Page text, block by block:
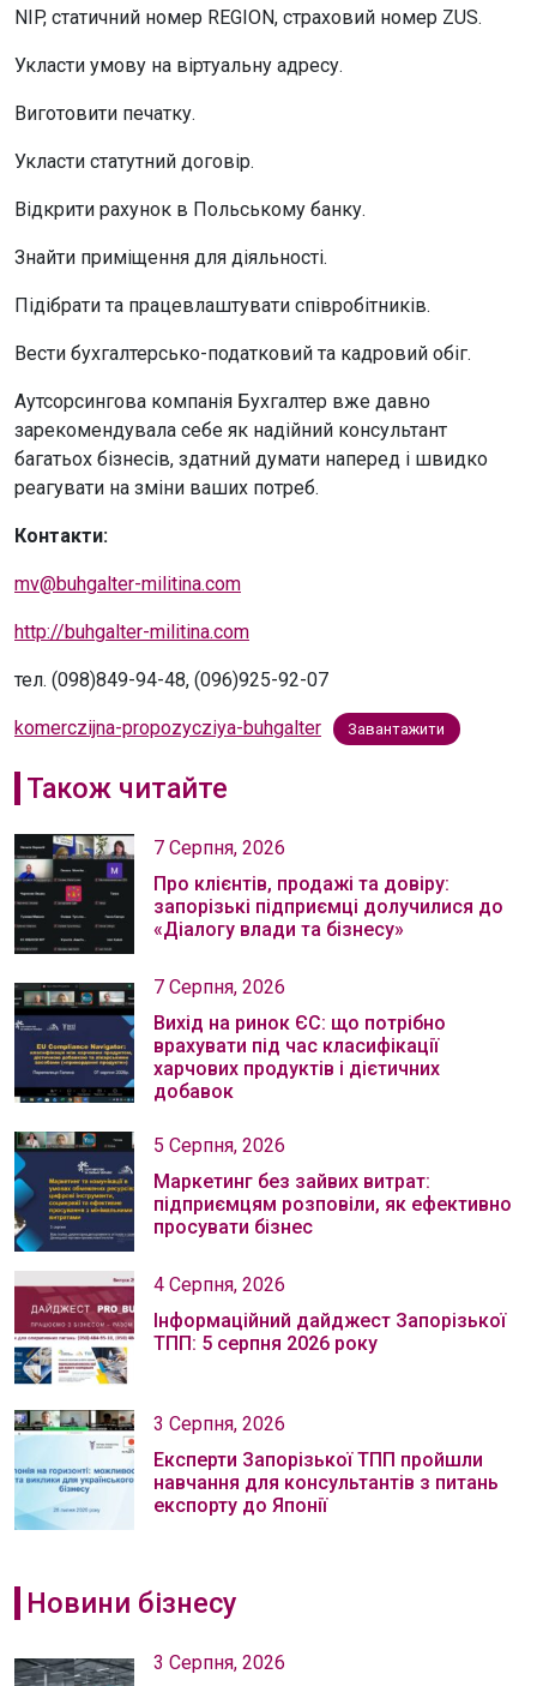
NIP, статичний номер REGION, страховий номер ZUS.
Укласти умову на віртуальну адресу.
Виготовити печатку.
Укласти статутний договір.
Відкрити рахунок в Польському банку.
Знайти приміщення для діяльності.
Підібрати та працевлаштувати співробітників.
Вести бухгалтерсько-податковий та кадровий обіг.
Аутсорсингова компанія Бухгалтер вже давно
зарекомендувала себе як надійний консультант
багатьох бізнесів, здатний думати наперед і швидко
реагувати на зміни ваших потреб.
Контакти:
mv@buhgalter-militina.com
http://buhgalter-militina.com
тел. (098)849-94-48, (096)925-92-07
komerczijna-propozycziya-buhgalter Завантажити
Також читайте
7 Серпня, 2026
Про клієнтів, продажі та довіру:
запорізькі підприємці долучилися до
«Діалогу влади та бізнесу»
7 Серпня, 2026
Вихід на ринок ЄС: що потрібно
врахувати під час класифікації
харчових продуктів і дієтичних
добавок
5 Серпня, 2026
Маркетинг без зайвих витрат:
підприємцям розповіли, як ефективно
просувати бізнес
4 Серпня, 2026
Інформаційний дайджест Запорізької
ТПП: 5 серпня 2026 року
3 Серпня, 2026
Експерти Запорізької ТПП пройшли
навчання для консультантів з питань
експорту до Японії
Новини бізнесу
3 Серпня, 2026